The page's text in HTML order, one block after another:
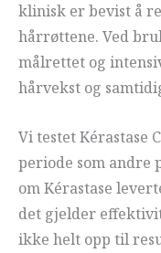
klinisk er bevist å
hårrøttene. Ved
målrettet og
hårvekst og
Vi testet Kérastase
periode som andre
om Kérastase
det gjelder
ikke helt opp til